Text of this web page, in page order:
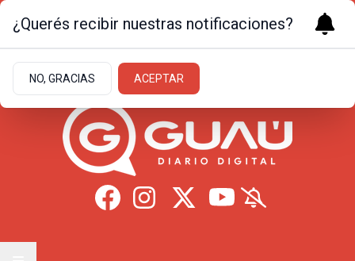
11.1ºc | Formosa
¿Querés recibir nuestras notificaciones?
NO, GRACIAS ACEPTAR